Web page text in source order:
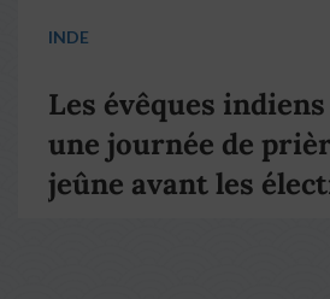
INDE
Les évêques
une journée de
jeûne avant les